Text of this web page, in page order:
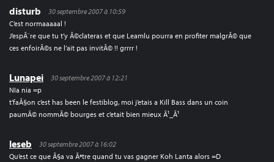
disturb
30 septembre 2007 à 10:59
C’est normaaaaal !
J’espÃ¨re que tu t’y Ã©clateras et que Leamlu pourra en profiter malgrÃ© que
ces enfoirÃ©s ne l’ait pas invitÃ© !! grrrr !
Lunapei
30 septembre 2007 à 12:21
NIa nia =p
t’faÃ§on c’est has been le festiblog, moi j’etais a Kill Bass dans un coin
paumÃ© nommÃ© bourges et c’etait bien mieux Ã¹_Ã¹
leseb
30 septembre 2007 à 16:02
Qu’est ce que Ã§a va Ãªtre quand tu vas gagner Koh Lanta alors =D